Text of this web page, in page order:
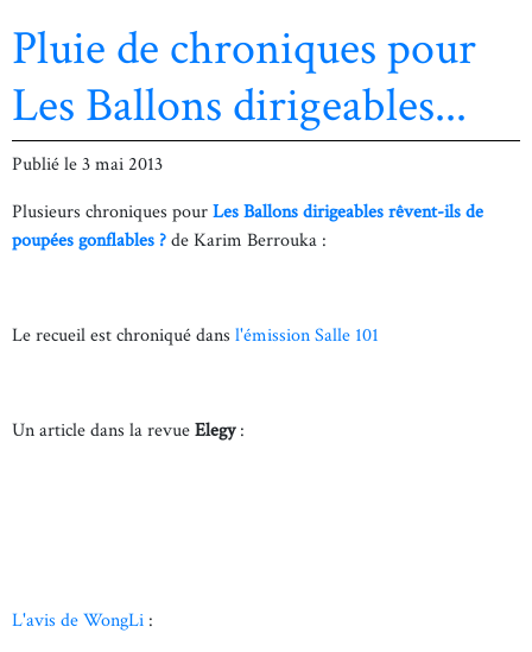
Pluie de chroniques pour
Les Ballons dirigeables...
Publié le3 mai 2013
Plusieurs chroniques pourLes Ballons dirigeables rêvent-ils de
poupées gonflables ?de Karim Berrouka :
Le recueil est chroniqué dans l'émission Salle 101
Un article dans la revueElegy:
L'avis de WongLi :